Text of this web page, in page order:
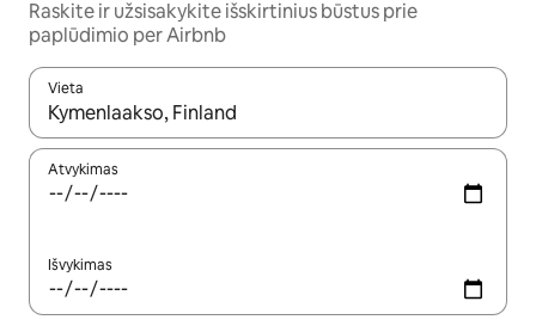
Raskite ir užsisakykite išskirtinius būstus prie
paplūdimio per Airbnb
Vieta
Kai pasirodys paieškos rezultatai, juos naršyti galite
Atvykimas
Išvykimas